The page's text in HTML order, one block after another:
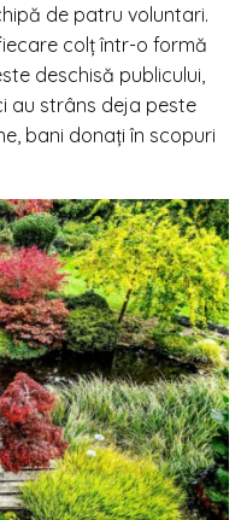
de patru voluntari.
colț într-o formă
deschisă publicului,
au strâns deja peste
bani donați în scopuri